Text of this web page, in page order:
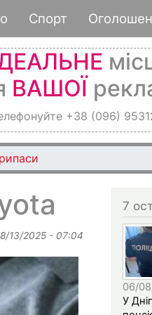
Спорт
ВАШОЇ
+38 (096)
протягом дня бив по
13/2025 - 07:04
7
06/
У